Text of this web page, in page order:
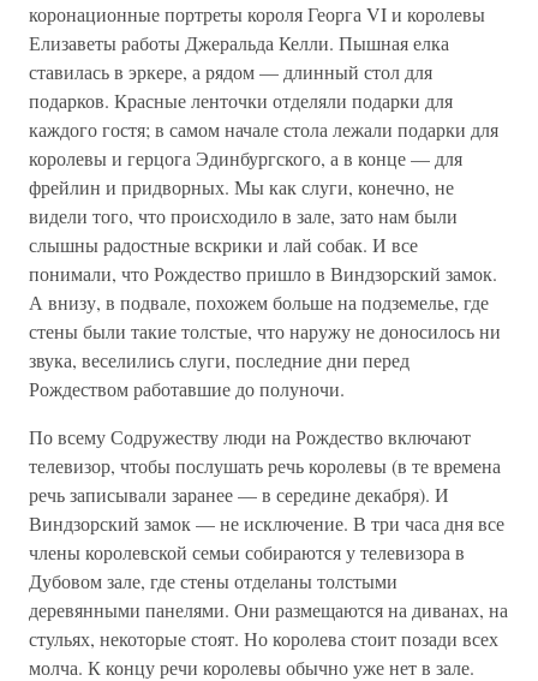
коронационные портреты короля Георга VI и королевы
Елизаветы работы Джеральда Келли. Пышная елка
ставилась в эркере, а рядом — длинный стол для
подарков. Красные ленточки отделяли подарки для
каждого гостя; в самом начале стола лежали подарки для
королевы и герцога Эдинбургского, а в конце — для
фрейлин и придворных. Мы как слуги, конечно, не
видели того, что происходило в зале, зато нам были
слышны радостные вскрики и лай собак. И все
понимали, что Рождество пришло в Виндзорский замок.
А внизу, в подвале, похожем больше на подземелье, где
стены были такие толстые, что наружу не доносилось ни
звука, веселились слуги, последние дни перед
Рождеством работавшие до полуночи.
По всему Содружеству люди на Рождество включают
телевизор, чтобы послушать речь королевы (в те времена
речь записывали заранее — в середине декабря). И
Виндзорский замок — не исключение. В три часа дня все
члены королевской семьи собираются у телевизора в
Дубовом зале, где стены отделаны толстыми
деревянными панелями. Они размещаются на диванах, на
стульях, некоторые стоят. Но королева стоит позади всех
молча. К концу речи королевы обычно уже нет в зале.